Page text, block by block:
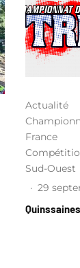
Actualité
France
Sud-Ouest
· 29